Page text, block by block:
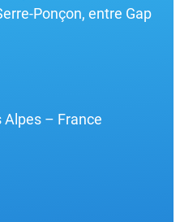
Ponçon, entre Gap
Alpes – France